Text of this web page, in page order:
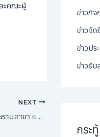
ะคณะผู้
NEXT
การประชุมคณะกรรมการบริหาร ประธานสาขา และเลขานุการกรรมการสาขา สมาคมกรรมการสถานศึกษาขั้นพื้นฐานแห่งประเทศไทย
ข่าวกิ
ข่าวจัด
ข่าวป
ข่าวรั
กระ